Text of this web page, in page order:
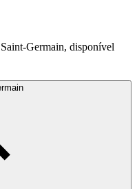
Germain, disponível